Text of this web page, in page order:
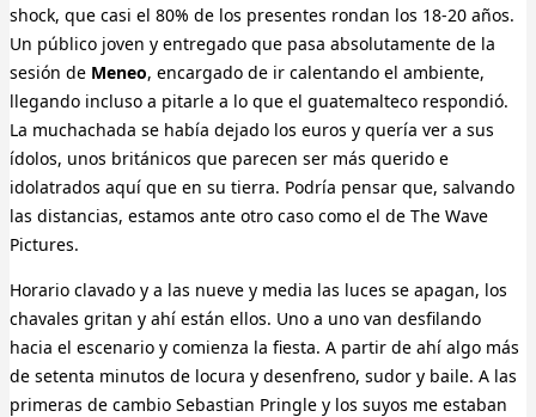
shock, que casi el 80% de los presentes rondan los 18-20 años.
Un público joven y entregado que pasa absolutamente de la
sesión de Meneo, encargado de ir calentando el ambiente,
llegando incluso a pitarle a lo que el guatemalteco respondió.
La muchachada se había dejado los euros y quería ver a sus
ídolos, unos británicos que parecen ser más querido e
idolatrados aquí que en su tierra. Podría pensar que, salvando
las distancias, estamos ante otro caso como el de The Wave
Pictures.
Horario clavado y a las nueve y media las luces se apagan, los
chavales gritan y ahí están ellos. Uno a uno van desfilando
hacia el escenario y comienza la fiesta. A partir de ahí algo más
de setenta minutos de locura y desenfreno, sudor y baile. A las
primeras de cambio Sebastian Pringle y los suyos me estaban